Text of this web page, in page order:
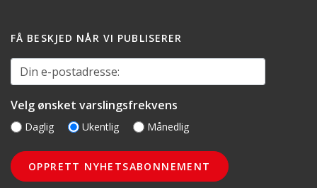
FÅ BESKJED NÅR VI PUBLISERER
Din e-postadresse:
Velg ønsket varslingsfrekvens
Daglig Ukentlig Månedlig